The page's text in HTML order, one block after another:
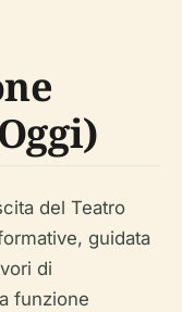
del Teatro
guidata
di
funzione